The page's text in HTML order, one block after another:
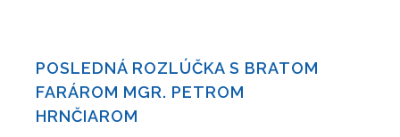
POSLEDNÁ ROZLÚČKA S BRATOM
FARÁROM MGR. PETROM
HRNČIAROM